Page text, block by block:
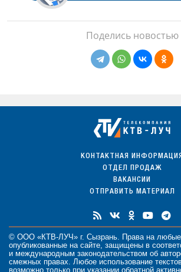
Поделись новостью
КОНТАКТНАЯ
ОТДЕЛ ПРОДАЖ
ВАКАНСИИ
ОТПРАВИТЬ МАТЕРИАЛ
© ООО «КТВ-ЛУЧ» г. Сызрань. Права на любые
опубликованные на сайте, защищены в
и международным законодательством об
смежных правах. Любое использование
возможно только при указании обратной